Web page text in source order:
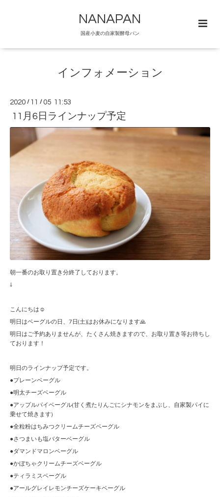
NANAPAN
国産小麦の自家製酵母パン
インフォメーション
2020 / 11 /05 11:53
11月6日ラインナップ予定
朝一番のお取り置き分終了しております。
↓
こんにちは☺︎
明日はベーグルの日、7日(土)はお休みになります🙏
明日はご予約ありませんが、たくさん焼きますので、お取り置き等お待ちし
ております！
明日のラインナップ予定です。
●プレーンベーグル
●明太チーズベーグル
●アップルパイベーグル(甘く煮たりんごにシナモンをまぶし、自家製パイに
乗せて焼きます)
●全粒粉はちみつクリームチーズベーグル
●さつまいも塩バターベーグル
●ダマンドマロンベーグル
●かぼちゃクリームチーズベーグル
●ティラミスベーグル
●アールグレイレモンチーズケーキベーグル